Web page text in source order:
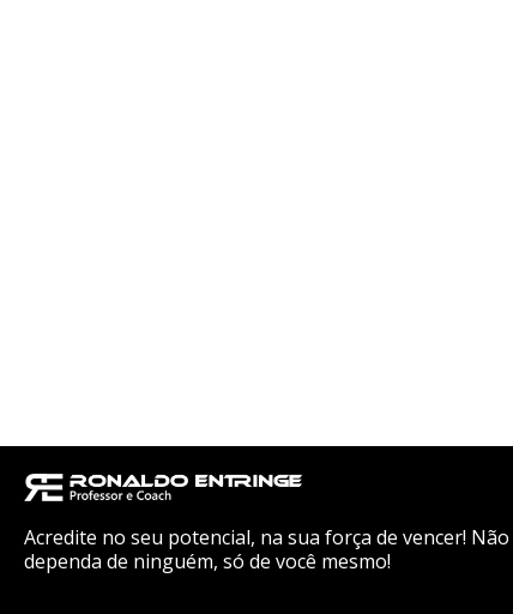
Acredite no seu potencial, na sua força de vencer! Não
dependa de ninguém, só de você mesmo!